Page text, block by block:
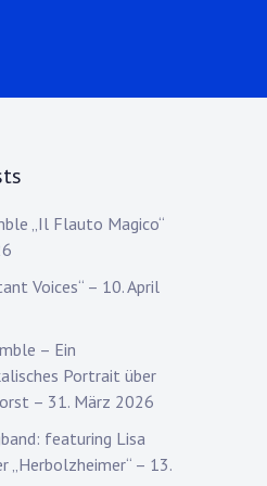
„Il Flauto Magico“
Voices“ – 10. April
– Ein
Portrait über
– 31. März 2026
featuring Lisa
„Herbolzheimer“ – 13.